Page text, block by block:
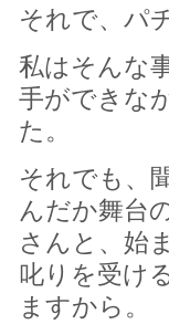
それで、パ
私はそんな
手ができな
た。
それでも、
んだか舞台
さんと、始
叱りを受け
ますから。